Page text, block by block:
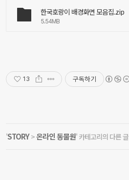
한국호랑이 배경화면 모음집.zip
5.54MB
13 구독하기
'STORY>온라인 동물원' 카테고리의 다른 글